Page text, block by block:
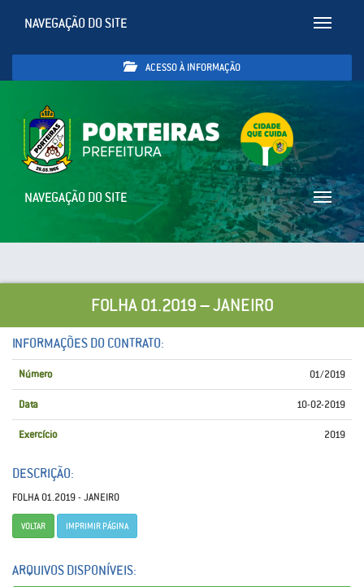
Toggle
NAVEGAÇÃO DO SITE
ACESSO À INFORMAÇÃO
Toggle
NAVEGAÇÃO DO SITE
FOLHA 01.2019 – JANEIRO
INFORMAÇÕES DO CONTRATO:
Número 01/2019
Data 10-02-2019
Exercício 2019
DESCRIÇÃO:
FOLHA 01.2019 - JANEIRO
VOLTAR IMPRIMIR PÁGINA
ARQUIVOS DISPONÍVEIS: